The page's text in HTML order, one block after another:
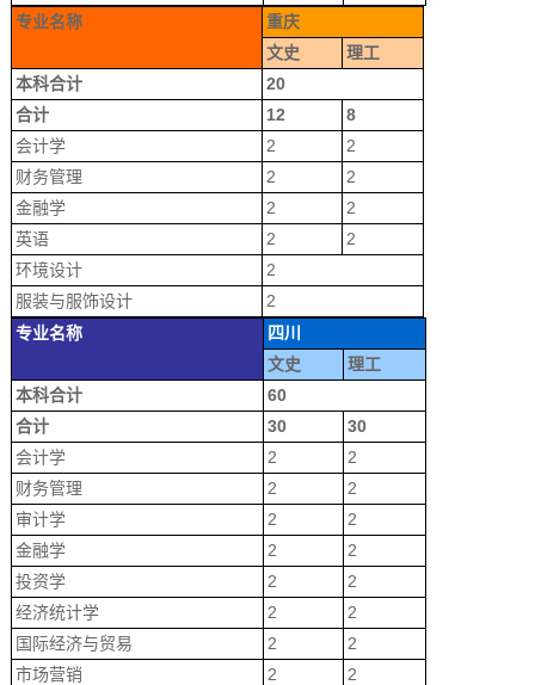
专业名称
重庆
文史
理工
本科合计
20
合计
12
8
会计学
2
2
财务管理
2
2
金融学
2
2
英语
2
2
环境设计
2
服装与服饰设计
2
专业名称
四川
文史
理工
本科合计
60
合计
30
30
会计学
2
2
财务管理
2
2
审计学
2
2
金融学
2
2
投资学
2
2
经济统计学
2
2
国际经济与贸易
2
2
市场营销
2
2